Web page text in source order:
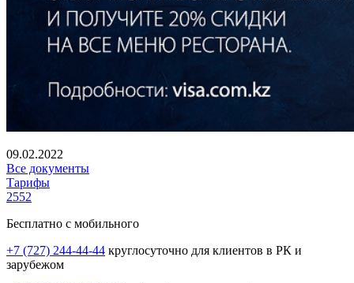
09.02.2022
Все документы
Тарифы
2552
Бесплатно с мобильного
+7 (727) 244-44-44 круглосуточно для клиентов в РК и
зарубежом